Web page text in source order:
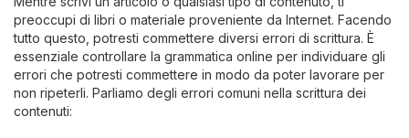
preoccupi di libri o materiale proveniente da Internet. Facendo
tutto questo, potresti commettere diversi errori di scrittura. È
essenziale controllare la grammatica online per individuare gli
errori che potresti commettere in modo da poter lavorare per
non ripeterli. Parliamo degli errori comuni nella scrittura dei
contenuti: